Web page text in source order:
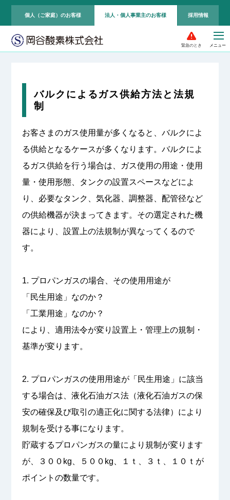
個人（ご家庭）のお客様 法人・個人事業主のお客様 採用情報
緊急のとき
バルクによるガス供給方法と法規
制
お客さまのガス使用量が多くなると、バルクによ
る供給となるケースが多くなります。バルクによ
るガス供給を行う場合は、ガス使用の用途・使用
量・使用形態、タンクの設置スペースなどによ
り、必要なタンク、気化器、調整器、配管径など
の供給機器が決まってきます。その選定された機
器により、設置上の法規制が異なってくるので
す。
1. プロパンガスの場合、その使用用途が
「民生用途」なのか？
「工業用途」なのか？
により、適用法令が変り設置上・管理上の規制・
基準が変ります。
2. プロパンガスの使用用途が「民生用途」に該当
する場合は、液化石油ガス法（液化石油ガスの保
安の確保及び取引の適正化に関する法律）により
規制を受ける事になります。
貯蔵するプロパンガスの量により規制が変ります
が、３００kg、５００kg、１ｔ、３ｔ、１０ｔが
ポイントの数量です。